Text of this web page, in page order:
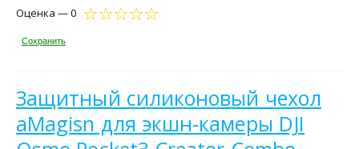
Оценка — 0
Сохранить
Защитный силиконовый чехол
aMagisn для экшн-камеры DJI